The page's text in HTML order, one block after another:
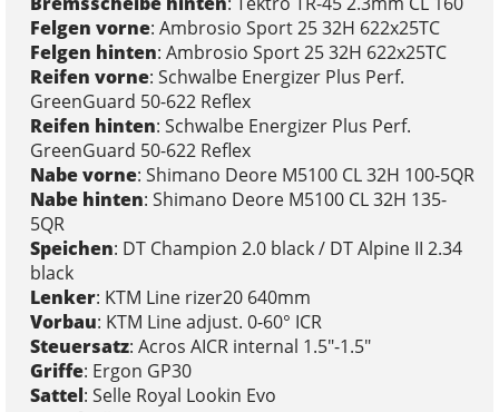
Felgen vorne: Ambrosio Sport 25 32H 622x25TC
Felgen hinten: Ambrosio Sport 25 32H 622x25TC
Reifen vorne: Schwalbe Energizer Plus Perf.
GreenGuard 50-622 Reflex
Reifen hinten: Schwalbe Energizer Plus Perf.
GreenGuard 50-622 Reflex
Nabe vorne: Shimano Deore M5100 CL 32H 100-5QR
Nabe hinten: Shimano Deore M5100 CL 32H 135-
5QR
Speichen: DT Champion 2.0 black / DT Alpine II 2.34
black
Lenker: KTM Line rizer20 640mm
Vorbau: KTM Line adjust. 0-60° ICR
Steuersatz: Acros AICR internal 1.5"-1.5"
Griffe: Ergon GP30
Sattel: Selle Royal Lookin Evo